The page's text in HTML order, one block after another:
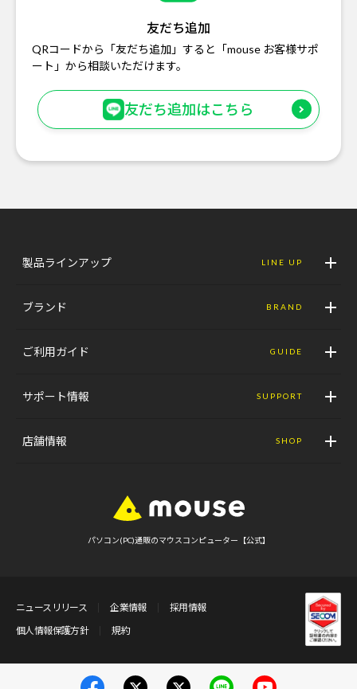
友だち追加
QRコードから「友だち追加」すると「mouse お客様サポ
ート」から相談いただけます。
友だち追加はこちら
製品ラインアップ LINE UP
ブランド BRAND
ご利用ガイド GUIDE
サポート情報 SUPPORT
店舗情報 SHOP
パソコン(PC)通販のマウスコンピューター【公式】
ニュースリリース 企業情報
採用情報
個人情報保護方針
規約